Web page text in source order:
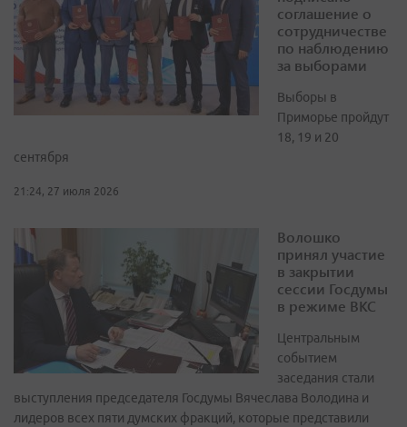
соглашение о
сотрудничестве
по наблюдению
за выборами
Выборы в
Приморье пройдут
18, 19 и 20
сентября
21:24, 27 июля 2026
Волошко
принял участие
в закрытии
сессии Госдумы
в режиме ВКС
Центральным
событием
заседания стали
выступления председателя Госдумы Вячеслава Володина и
лидеров всех пяти думских фракций, которые представили